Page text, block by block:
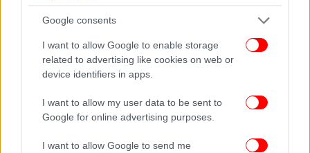
Google consents
I want to allow Google to enable storage
related to advertising like cookies on web or
device identifiers in apps.
I want to allow my user data to be sent to
Google for online advertising purposes.
I want to allow Google to send me